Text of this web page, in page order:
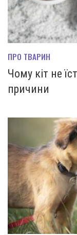
ПРО ТВАРИН
Чому кіт не
причини